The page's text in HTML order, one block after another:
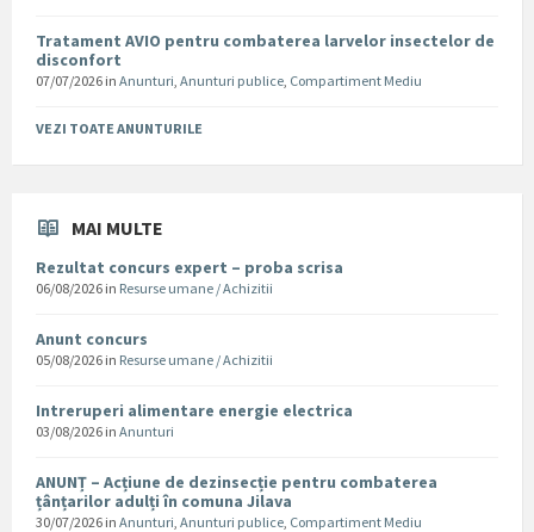
Tratament AVIO pentru combaterea larvelor insectelor de
disconfort
07/07/2026 in Anunturi, Anunturi publice, Compartiment Mediu
VEZI TOATE ANUNTURILE
MAI MULTE
Rezultat concurs expert – proba scrisa
06/08/2026 in Resurse umane / Achizitii
Anunt concurs
05/08/2026 in Resurse umane / Achizitii
Intreruperi alimentare energie electrica
03/08/2026 in Anunturi
ANUNȚ – Acțiune de dezinsecție pentru combaterea
țânțarilor adulți în comuna Jilava
30/07/2026 in Anunturi, Anunturi publice, Compartiment Mediu